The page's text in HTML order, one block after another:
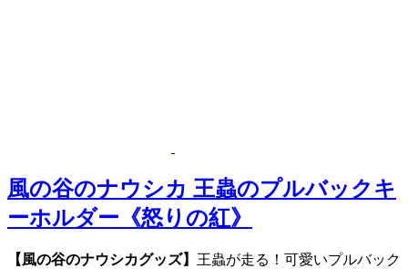
風の谷のナウシカ 王蟲のプルバックキ
ーホルダー《怒りの紅》
【風の谷のナウシカグッズ】 王蟲が走る！可愛いプルバック